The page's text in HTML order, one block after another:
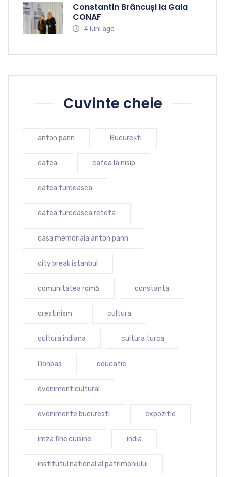
Constantin Brâncuși la Gala
CONAF
4 luni ago
Cuvinte cheie
anton pann București
cafea cafea la nisip
cafea turceasca
cafea turceasca reteta
casa memoriala anton pann
city break istanbul
comunitatea romă constanta
crestinism cultura
cultura indiana cultura turca
Donbas educatie
eveniment cultural
evenimente bucuresti expozitie
imza fine cuisine india
institutul national al patrimoniului